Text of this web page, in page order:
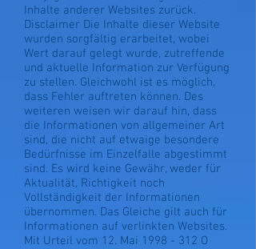
Inhalte anderer Websites zurück.
Disclaimer Die Inhalte dieser Website
wurden sorgfältig erarbeitet, wobei
Wert darauf gelegt wurde, zutreffende
und aktuelle Information zur Verfügung
zu stellen. Gleichwohl ist es möglich,
dass Fehler auftreten können. Des
weiteren weisen wir darauf hin, dass
die Informationen von allgemeiner Art
sind, die nicht auf etwaige besondere
Bedürfnisse im Einzelfalle abgestimmt
sind. Es wird keine Gewähr, weder für
Aktualität, Richtigkeit noch
Vollständigkeit der Informationen
übernommen. Das Gleiche gilt auch für
Informationen auf verlinkten Websites.
Mit Urteil vom 12. Mai 1998 - 312 O